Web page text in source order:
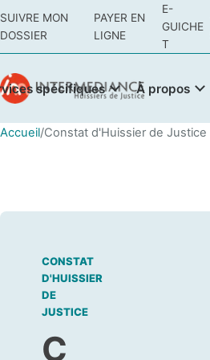
SUIVRE MON
DOSSIER
PAYER EN
LIGNE
E-
GUICHE
T
spécifiques À propos
Accueil/Constat d'Huissier de Justice
CONSTAT
D'HUISSIER
DE
JUSTICE
C